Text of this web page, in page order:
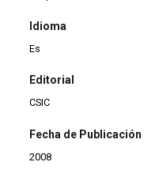
Idioma
Es
Editorial
CSIC
Fecha de Publicación
2008